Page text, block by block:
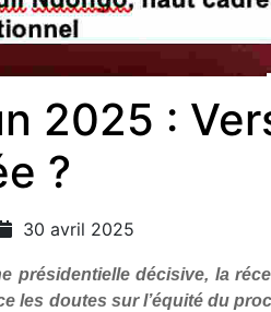
2025 :
?
30 avril 2025
présidentielle décisive, la
les doutes sur l’équité du